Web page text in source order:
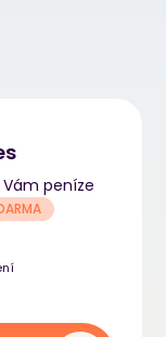
peníze